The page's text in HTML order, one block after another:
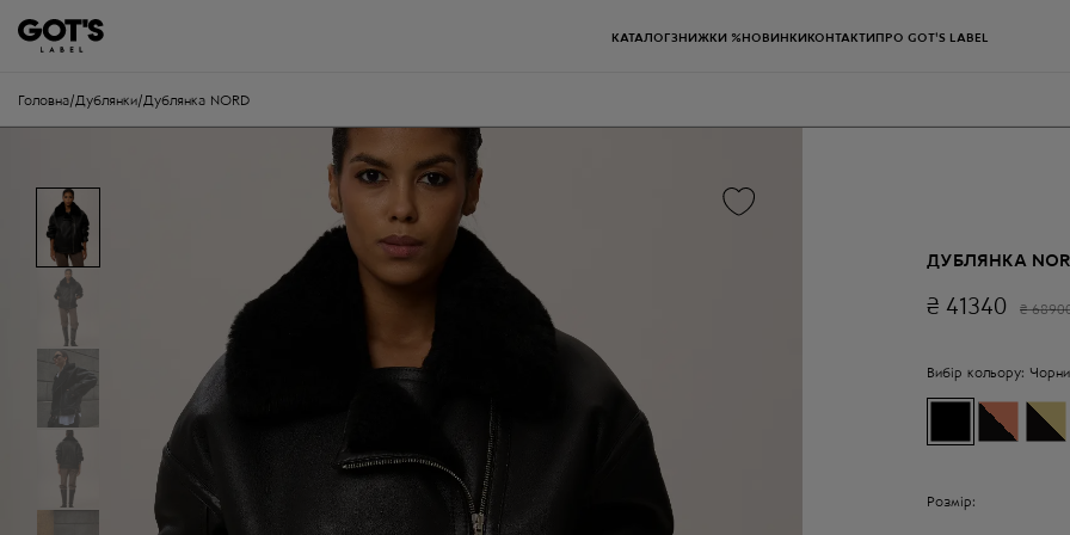
КАТАЛОГЗНИЖКИ % НОВИНКИКОНТАКТИПРО GOT'S LABEL
Головна/ Дублянки/ Дублянка NORD
ДУБЛЯНКА
₴ 41340 ₴
Вибір кольору:
Розмір: